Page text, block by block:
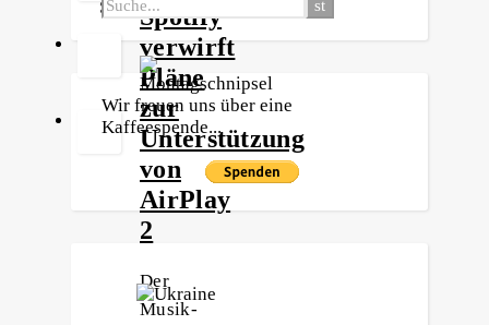
Spotify
verwirft
Pläne
zur
Unterstützung
von
AirPlay
2
Der
Musik-
Wir freuen uns über eine
Kaffeespende...